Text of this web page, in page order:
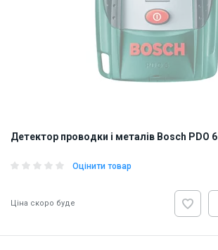
Детектор проводки і металів Bosch PDO 6
Оцінити товар
Ціна скоро буде